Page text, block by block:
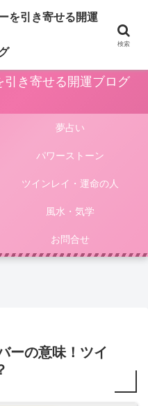
運気アップ法は人生をより楽しく
様々な占いやパワーストーンによ
き寄せる開運ブログ
夢占い
パワーストーン
ツインレイ・運命の人
風水・気学
お問合せ
ーの意味！ツイ
を引き寄せる開運
検索